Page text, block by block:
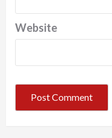
Website